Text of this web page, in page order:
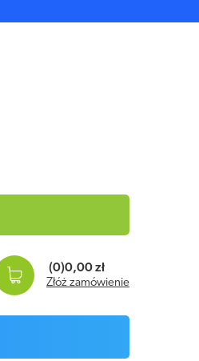
(0)0,00 zł
Złóż zamówienie